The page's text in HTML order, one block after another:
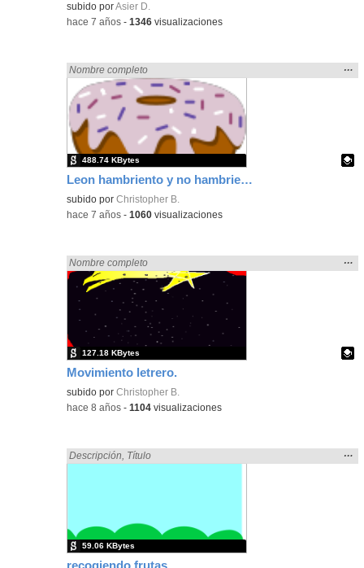
Contenido educativo.
subido porAsier D.
-hace 7 años -1346 visualizaciones
Leon hambriento y no hambriento.
Encontrado «fruto» en:
Nombre completo
la
…
Contenido educativo.
subido porChristopher B.
488.74 KBytes
-hace 7 años -1060 visualizaciones
Movimiento letrero.
Encontrado «fruto» en:
Nombre completo
la
…
Contenido educativo.
subido porChristopher B.
127.18 KBytes
-hace 8 años -1104 visualizaciones
recogiendo frutas
Encontrado «fruto» en:
Descripción Título
la
…
59.06 KBytes